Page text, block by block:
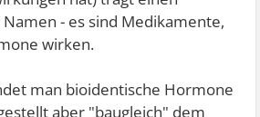
- es sind Medikamente,
wirken.
man bioidentische Hormone
aber "baugleich" dem